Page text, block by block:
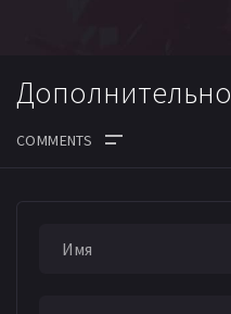
Дополнительно